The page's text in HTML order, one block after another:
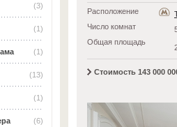
(3)
(1)
(1)
(13)
(1)
(6)
Расположение
Число комнат
Общая площадь
Стоимость 143 000